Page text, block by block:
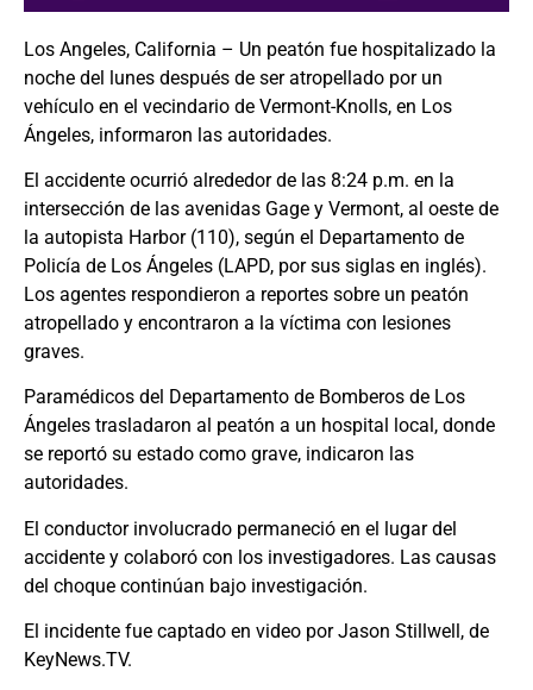
Los Angeles, California – Un peatón fue hospitalizado la
noche del lunes después de ser atropellado por un
vehículo en el vecindario de Vermont-Knolls, en Los
Ángeles, informaron las autoridades.
El accidente ocurrió alrededor de las 8:24 p.m. en la
intersección de las avenidas Gage y Vermont, al oeste de
la autopista Harbor (110), según el Departamento de
Policía de Los Ángeles (LAPD, por sus siglas en inglés).
Los agentes respondieron a reportes sobre un peatón
atropellado y encontraron a la víctima con lesiones
graves.
Paramédicos del Departamento de Bomberos de Los
Ángeles trasladaron al peatón a un hospital local, donde
se reportó su estado como grave, indicaron las
autoridades.
El conductor involucrado permaneció en el lugar del
accidente y colaboró con los investigadores. Las causas
del choque continúan bajo investigación.
El incidente fue captado en video por Jason Stillwell, de
KeyNews.TV.